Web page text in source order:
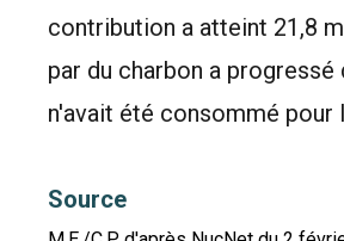
contribution a atteint 21,8
par du charbon a progressé
n'avait été consommé
Source